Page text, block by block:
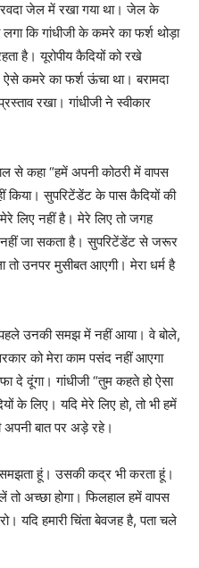
जेल में रखा गया था। जेल के
कि गांधीजी के कमरे का फर्श थोड़ा
है। यूरोपीय कैदियों को रखे
कमरे का फर्श ऊंचा था। बरामदा
रखा। गांधीजी ने स्वीकार
से कहा “हमें अपनी कोठरी में वापस
किया। सुपरिटेंडेंट के पास कैदियों की
लिए नहीं है। मेरे लिए तो जगह
नहीं जा सकता है। सुपरिटेंडेंट से जरूर
उनपर मुसीबत आएगी। मेरा धर्म है
उनकी समझ में नहीं आया। वे बोले,
को मेरा काम पसंद नहीं आएगा
दे दूंगा। गांधीजी “तुम कहते हो ऐसा
के लिए। यदि मेरे लिए हो, तो भी हमें
अपनी बात पर अड़े रहे।
समझता हूं। उसकी कद्र भी करता हूं।
अच्छा होगा। फिलहाल हमें वापस
यदि हमारी चिंता बेवजह है, पता चले